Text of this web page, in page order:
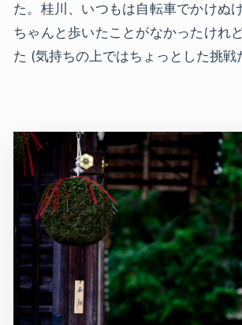
た。桂川、いつもは自転車でかけぬ
ちゃんと歩いたことがなかったけれ
た (気持ちの上ではちょっとした挑戦